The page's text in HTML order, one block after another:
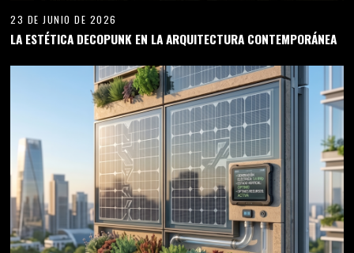
23 DE JUNIO DE 2026
LA ESTÉTICA DECOPUNK EN LA ARQUITECTURA CONTEMPORÁNEA